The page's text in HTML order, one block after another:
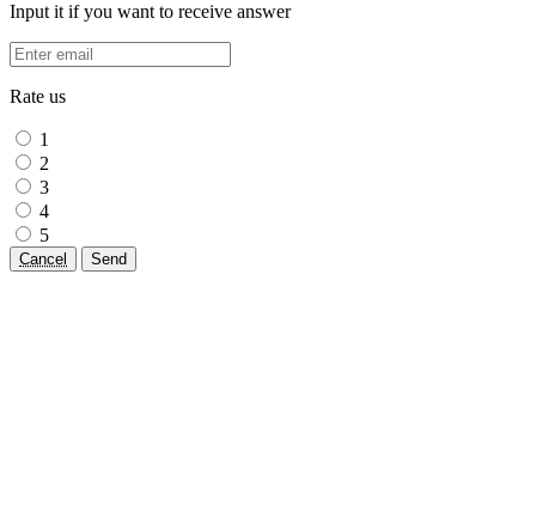
Input it if you want to receive answer
Rate us
1
2
3
4
5
Cancel Send